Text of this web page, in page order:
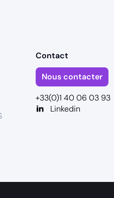
Contact
Nous contacter
+33(0)1 40 06 03 93
Linkedin